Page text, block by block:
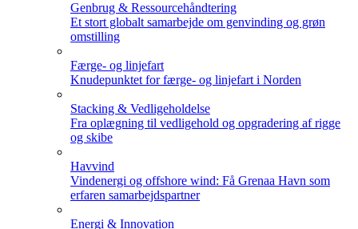
Genbrug & Ressourcehåndtering
Et stort globalt samarbejde om genvinding og grøn
omstilling
Færge- og linjefart
Knudepunktet for færge- og linjefart i Norden
Stacking & Vedligeholdelse
Fra oplægning til vedligehold og opgradering af rigge
og skibe
Havvind
Vindenergi og offshore wind: Få Grenaa Havn som
erfaren samarbejdspartner
Energi & Innovation